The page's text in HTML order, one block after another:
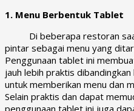
1. Menu Berbentuk Tablet
Di beberapa restoran saat
pintar sebagai menu yang
Penggunaan tablet ini
jauh lebih praktis
untuk memberikan menu dan
Selain praktis dan dapat
penggunaan tablet ini juga